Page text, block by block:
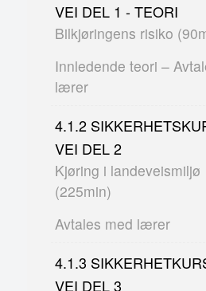
VEI DEL 1 - TEORI
Bilkjøringens risiko
Innledende teori –
lærer
4.1.2
VEI DEL 2
Kjøring i landeveismiljø
(225min)
Avtales med lærer
4.1.3
VEI DEL 3